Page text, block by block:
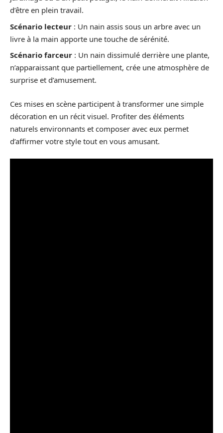
d’être en plein travail.
Scénario lecteur : Un nain assis sous un arbre avec un
livre à la main apporte une touche de sérénité.
Scénario farceur : Un nain dissimulé derrière une plante,
n’apparaissant que partiellement, crée une atmosphère de
surprise et d’amusement.
Ces mises en scène participent à transformer une simple
décoration en un récit visuel. Profiter des éléments
naturels environnants et composer avec eux permet
d’affirmer votre style tout en vous amusant.